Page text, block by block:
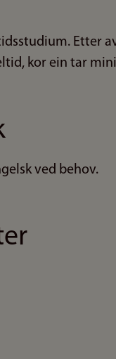
Etter
kor ein tar
ved behov.